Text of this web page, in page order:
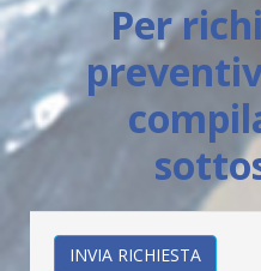
Per
INVIA RICHIESTA